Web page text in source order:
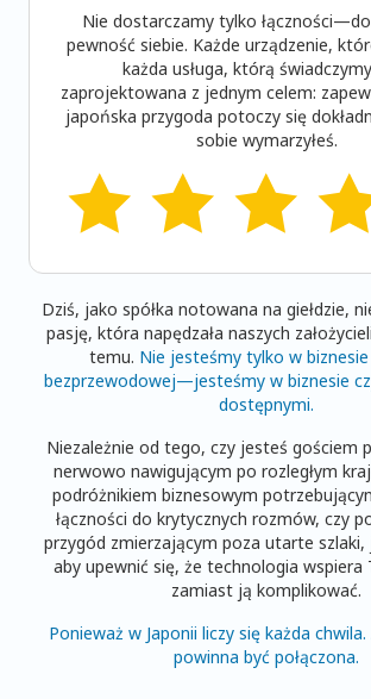
Nie dostarczamy tylko
pewność siebie. Każde urządzenie,
każda usługa, którą
zaprojektowana z jednym celem:
japońska przygoda potoczy się
sobie wymarzyłeś.
Dziś, jako spółka notowana na giełdzie,
pasję, która napędzała naszych
temu. Nie jesteśmy tylko w biznesie
bezprzewodowej—jesteśmy w biznesie
dostępnymi.
Niezależnie od tego, czy jesteś gościem
nerwowo nawigującym po rozległym
podróżnikiem biznesowym
łączności do krytycznych rozmów, czy
przygód zmierzającym poza utarte
aby upewnić się, że technologia wspiera
zamiast ją komplikować.
Ponieważ w Japonii liczy się każda
powinna być połączona.